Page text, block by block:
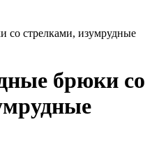
со стрелками, изумрудные
брюки со